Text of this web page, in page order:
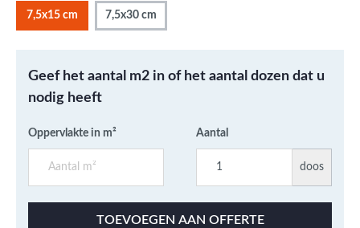
7,5x15 cm 7,5x30 cm
Geef het aantal m2 in of het aantal dozen dat u
nodig heeft
Oppervlakte in m² Aantal
doos
TOEVOEGEN AAN OFFERTE